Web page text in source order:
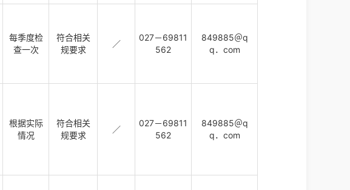
每季度检
查一次
符合相关
规要求
／
027－69811
562
849885＠q
q．com
根据实际
情况
符合相关
规要求
／
027－69811
562
849885＠q
q．com